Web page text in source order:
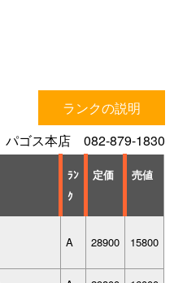
ランクの説明
パゴス本店 082-879-1830
ﾗﾝ
ｸ
定価 売値
A 28900 15800